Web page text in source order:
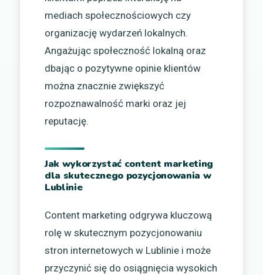
mediach społecznościowych czy
organizację wydarzeń lokalnych.
Angażując społeczność lokalną oraz
dbając o pozytywne opinie klientów
można znacznie zwiększyć
rozpoznawalność marki oraz jej
reputację.
Jak wykorzystać content marketing
dla skutecznego pozycjonowania w
Lublinie
Content marketing odgrywa kluczową
rolę w skutecznym pozycjonowaniu
stron internetowych w Lublinie i może
przyczynić się do osiągnięcia wysokich